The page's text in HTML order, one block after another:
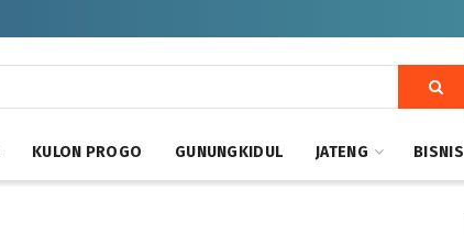
KULON PROGO GUNUNGKIDUL JATENG BISNIS